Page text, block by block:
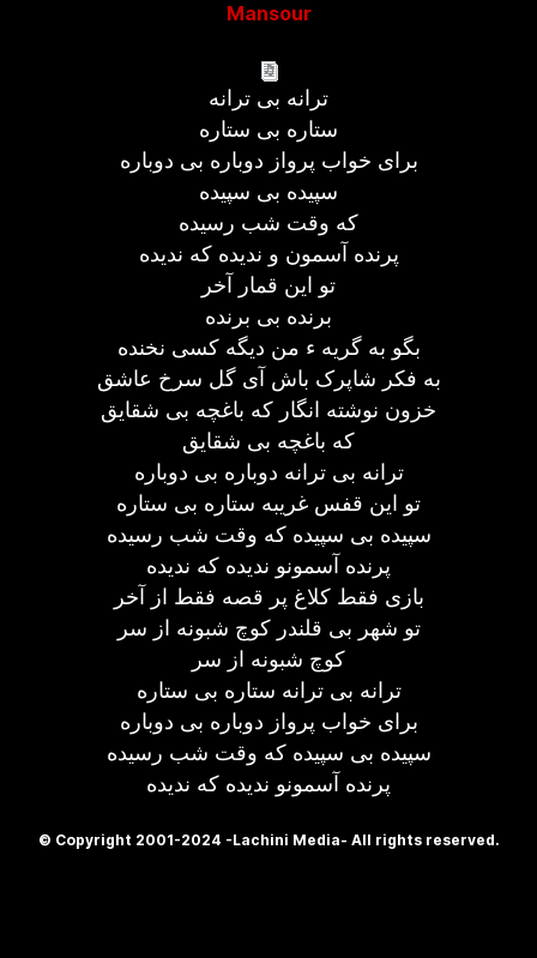
Mansour
ترانه بی ترانه
ستاره بی ستاره
برای خواب پرواز دوباره بی دوباره
سپیده بی سپیده
که وقت شب رسیده
پرنده آسمون و ندیده که ندیده
تو این قمار آخر
برنده بی برنده
بگو به گریه ء من دیگه کسی نخنده
به فکر شاپرک باش آی گل سرخ عاشق
خزون نوشته انگار که باغچه بی شقایق
که باغچه بی شقایق
ترانه بی ترانه دوباره بی دوباره
تو این قفس غریبه ستاره بی ستاره
سپیده بی سپیده که وقت شب رسیده
پرنده آسمونو ندیده که ندیده
بازی فقط کلاغ پر قصه فقط از آخر
تو شهر بی قلندر کوچ شبونه از سر
کوچ شبونه از سر
ترانه بی ترانه ستاره بی ستاره
برای خواب پرواز دوباره بی دوباره
سپیده بی سپیده که وقت شب رسیده
پرنده آسمونو ندیده که ندیده
© Copyright 2001-2024 -Lachini Media- All rights reserved.